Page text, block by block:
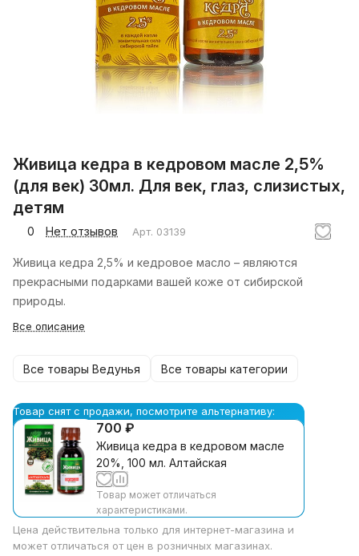
Живица кедра в кедровом масле 2,5%
(для век) 30мл. Для век, глаз, слизистых,
детям
0 Нет отзывов Арт. 03139
Живица кедра 2,5% и кедровое масло – являются
прекрасными подарками вашей коже от сибирской
природы.
Все описание
Все товары Ведунья Все товары категории
Товар снят с продажи, посмотрите альтернативу:
700 ₽
Живица кедра в кедровом масле
20%, 100 мл. Алтайская
Товар может отличаться
характеристиками.
Цена действительна только для интернет-магазина и
может отличаться от цен в розничных магазинах.